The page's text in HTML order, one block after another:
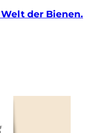
der Bienen.